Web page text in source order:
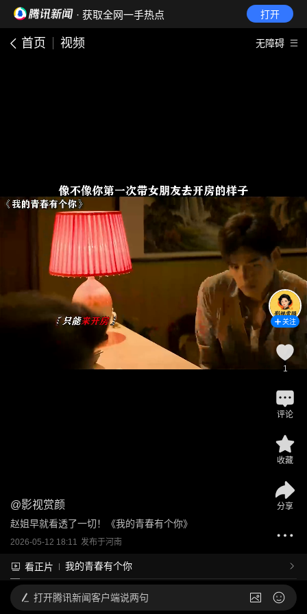
· 获取全网一手热点 打开
首页 视频 无障碍
@影视赏颜
赵姐早就看透了一切！《我的青春有个你》
2026-05-12 18:11 发布于河南
看正片 我的青春有个你
关注
1
评论
收藏
分享
打开腾讯新闻客户端说两句